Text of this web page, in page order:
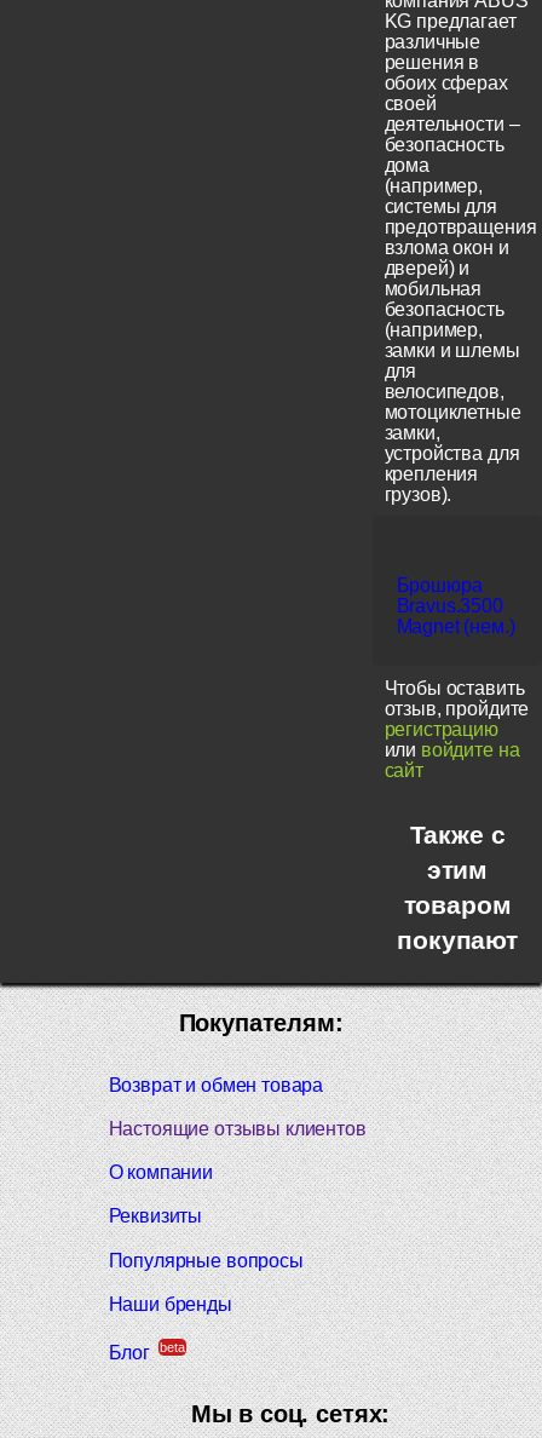
KG предлагает
различные
решения в
обоих сферах
своей
деятельности –
безопасность
дома
(например,
системы для
предотвращения
взлома окон и
дверей) и
мобильная
безопасность
(например,
замки и шлемы
для
велосипедов,
мотоциклетные
замки,
устройства для
крепления
грузов).
Брошюра
Bravus.3500
Magnet (нем.)
Чтобы оставить
отзыв, пройдите
регистрацию
или войдите на
сайт
Также с
этим
товаром
покупают
Покупателям:
Возврат и обмен товара
Настоящие отзывы клиентов
О компании
Реквизиты
Популярные вопросы
Наши бренды
Блог beta
Мы в соц. сетях: